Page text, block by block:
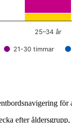
21-30 timmar
25–34 år
för
efter